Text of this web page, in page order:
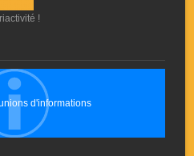
!
d'informations